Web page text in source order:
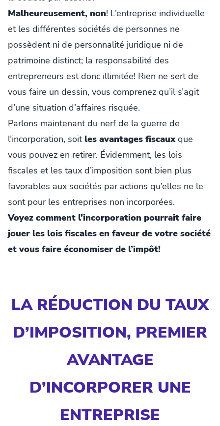
Malheureusement, non! L’entreprise individuelle
et les différentes sociétés de personnes ne
possèdent ni de personnalité juridique ni de
patrimoine distinct; la responsabilité des
entrepreneurs est donc illimitée! Rien ne sert de
vous faire un dessin, vous comprenez qu’il s’agit
d’une situation d’affaires risquée.
Parlons maintenant du nerf de la guerre de
l’incorporation, soit les avantages fiscauxque
vous pouvez en retirer. Évidemment, les lois
fiscales et les taux d’imposition sont bien plus
favorables aux sociétés par actions qu’elles ne le
sont pour les entreprises non incorporées.
Voyez comment l’incorporation pourrait faire
jouer les lois fiscales en faveur de votre société
et vous faire économiser de l’impôt!
LA RÉDUCTION DU TAUX
D’IMPOSITION, PREMIER
AVANTAGE
D’INCORPORER UNE
ENTREPRISE